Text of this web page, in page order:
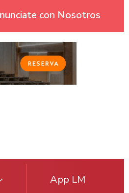
con Nosotros
App LM